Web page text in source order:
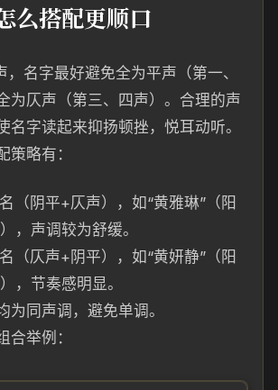
么搭配更顺口
，名字最好避免全为平声（第一、
为仄声（第三、四声）。合理的声
名字读起来抑扬顿挫，悦耳动听。
策略有：
（阴平+仄声），如“黄雅琳”（阳
，声调较为舒缓。
（仄声+阴平），如“黄妍静”（阳
，节奏感明显。
为同声调，避免单调。
合举例：